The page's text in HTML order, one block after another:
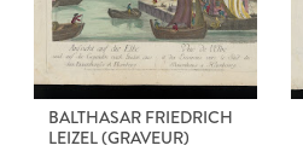
BALTHASAR FRIEDRICH
LEIZEL (GRAVEUR)